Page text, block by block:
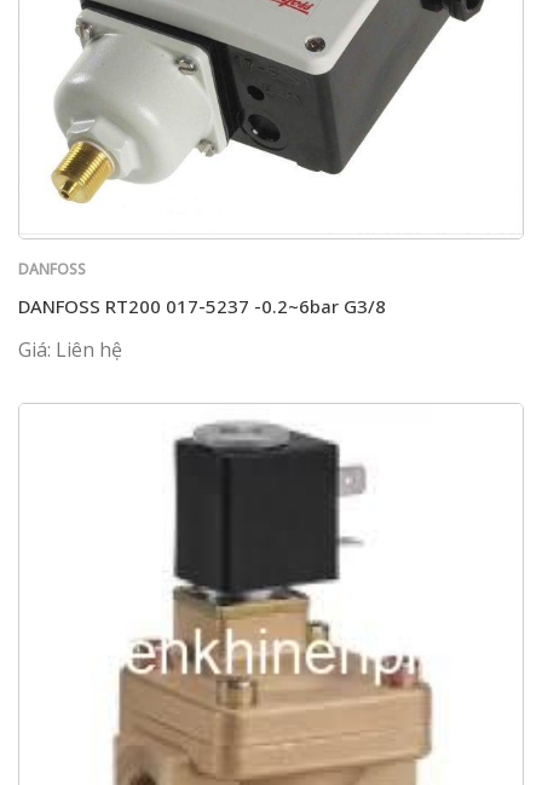
DANFOSS
DANFOSS RT200 017-5237 -0.2~6bar G3/8
Giá: Liên hệ